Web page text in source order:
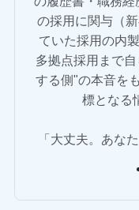
の採用に関与（
ていた採用の内
多拠点採用まで
する側"の本音を
標となる
「大丈夫。あな